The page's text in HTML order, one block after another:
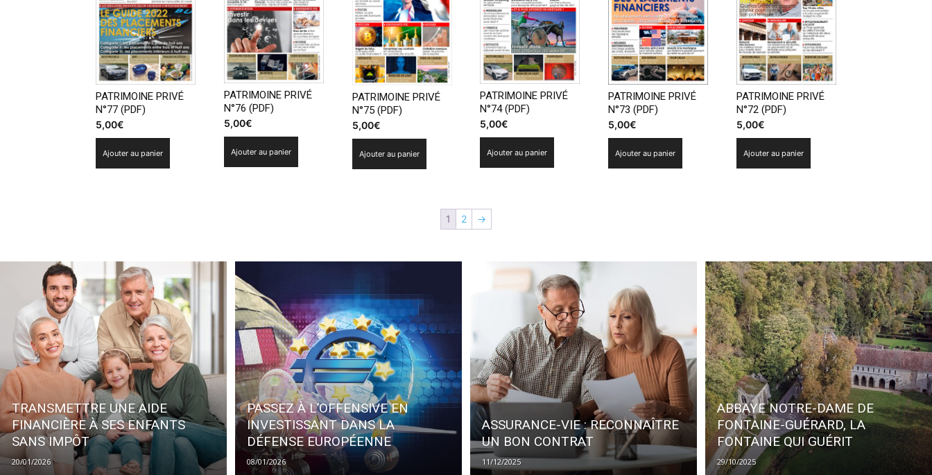
PATRIMOINE PRIVÉ
N°77 (PDF)
5,00€
Ajouter au panier
PATRIMOINE PRIVÉ
N°76 (PDF)
5,00€
Ajouter au panier
PATRIMOINE PRIVÉ
N°75 (PDF)
5,00€
Ajouter au panier
PATRIMOINE PRIVÉ
N°74 (PDF)
5,00€
Ajouter au panier
PATRIMOINE PRIVÉ
N°73 (PDF)
5,00€
Ajouter au panier
PATRIMOINE PRIVÉ
N°72 (PDF)
5,00€
Ajouter au panier
1 2 →
TRANSMETTRE UNE AIDE
FINANCIÈRE À SES ENFANTS
SANS IMPÔT
20/01/2026
PASSEZ À L’OFFENSIVE EN
INVESTISSANT DANS LA
DÉFENSE EUROPÉENNE
08/01/2026
ASSURANCE-VIE : RECONNAÎTRE
UN BON CONTRAT
11/12/2025
ABBAYE NOTRE-DAME DE
FONTAINE-GUÉRARD, LA
FONTAINE QUI GUÉRIT
29/10/2025